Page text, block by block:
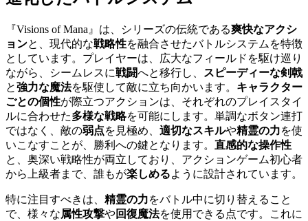
『Visions of Mana』は、シリーズの伝統である爽快なアクシ
ョンと、現代的な戦略性を融合させたバトルシステムを特徴
としています。プレイヤーは、広大なフィールドを駆け巡り
ながら、シームレスに戦闘へと移行し、
スピーディーな剣戟
と強力な魔法を駆使して敵に立ち向かいます。 キャラクター
ごとの個性が際立つアクションは、それぞれのプレイスタイ
ルに合わせた多様な戦略を可能にします。単調なボタン連打
ではなく、敵の弱点を見極め、 適切なスキルや精霊の力を使
いこなすことが、勝利への鍵となります。 直感的な操作性
と、奥深い戦略性が両立しており、アクションゲーム初心者
から上級者まで、誰もが楽しめるように設計されています。
特に注目すべきは、 精霊の力をバトル中に切り替えること
で、様々な属性攻撃や回復魔法を使用できる点です。これに